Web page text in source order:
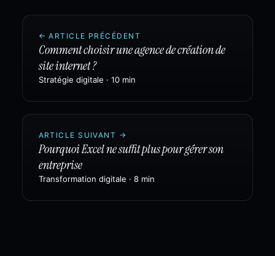
← ARTICLE PRÉCÉDENT
Comment choisir une agence de création de
site internet ?
Stratégie digitale · 10 min
ARTICLE SUIVANT →
Pourquoi Excel ne suffit plus pour gérer son
entreprise
Transformation digitale · 8 min